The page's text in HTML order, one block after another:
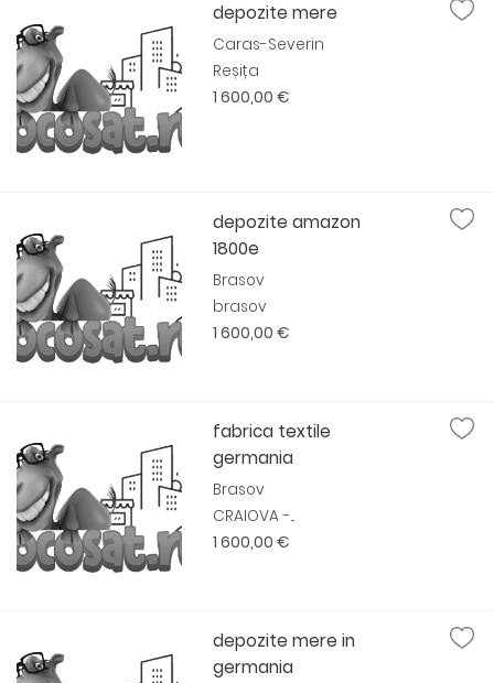
depozite mere
Caras-Severin
Reșița
1 600,00 €
depozite amazon
1800e
Brasov
brasov
1 600,00 €
fabrica textile
germania
Brasov
CRAIOVA -...
1 600,00 €
depozite mere in
germania